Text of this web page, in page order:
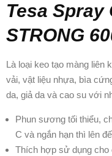
Tesa Spray
STRONG
Là loại keo tạo màng liên
vải, vật liệu nhựa, bìa
da, giả da và cao su với
Phun sương tối thiểu,
C và ngắn hạn thì lên
Thích hợp sử dụng cho